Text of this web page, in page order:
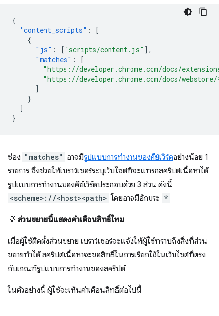
{
"content_scripts" :
[
{
"js" : [ "scripts/content.js" ],
"matches" :
[
"https://developer.chrome.com/docs/
"https://developer.chrome.com/docs/
]
}
]
}
ช่อง "matches" อาจมีรูปแบบการทำงานของคีย์เวิร์ดอย่างน้อย 1
รายการ ซึ่งช่วยให้เบราว์เซอร์ระบุเว็บไซต์ที่จะแทรกสคริปต์เนื้อหาได้
รูปแบบการทำงานของคีย์เวิร์ดประกอบด้วย 3 ส่วน ดังนี้
<scheme>://<host><path> โดยอาจมีอักขระ *
💡 ส่วนขยายนี้แสดงคำเตือนสิทธิ์ไหม
เมื่อผู้ใช้ติดตั้งส่วนขยาย เบราว์เซอร์จะแจ้งให้ผู้ใช้ทราบถึงสิ่งที่ส่วน
ขยายทำได้ สคริปต์เนื้อหาจะขอสิทธิ์ในการเรียกใช้ในเว็บไซต์ที่ตรง
กับเกณฑ์รูปแบบการทำงานของสคริปต์
ในตัวอย่างนี้ ผู้ใช้จะเห็นคำเตือนสิทธิ์ต่อไปนี้